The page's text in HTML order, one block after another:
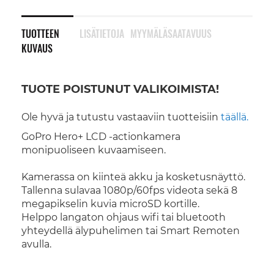
TUOTTEEN
KUVAUS
TUOTE POISTUNUT VALIKOIMISTA!
Ole hyvä ja tutustu vastaaviin tuotteisiin täällä.
GoPro Hero+ LCD -actionkamera
monipuoliseen kuvaamiseen.
Kamerassa on kiinteä akku ja kosketusnäyttö.
Tallenna sulavaa 1080p/60fps videota sekä 8
megapikselin kuvia microSD kortille.
Helppo langaton ohjaus wifi tai bluetooth
yhteydellä älypuhelimen tai Smart Remoten
avulla.
LISÄTIETOJA MYYMÄLÄSAATAVUUS